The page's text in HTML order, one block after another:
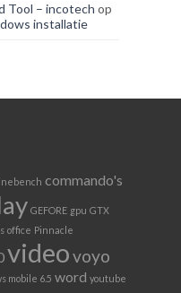
Tool – incotech op
installatie
commando's
GEFORE gpu GTX
office Pinnacle
videovoyo
mobile 6.5 word youtube